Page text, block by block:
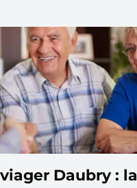
Daubry : la